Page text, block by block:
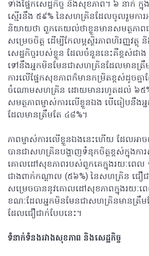
ទាំងផ្នែកសេដ្ឋកិច្ច និងសុខភាព។ ៦ នាក់
ស្មើរនឹង ៥៩% នៃសហគ្រិនដែលចូលរួមការអ
និយាយថា ពួកគេយល់ថាខ្លួនមានសមត្ថភាពជា
សម្រេចចិត្ត ដើម្បីកែលម្អស្ថិរភាពហិរញ្ញវត្
សេដ្ឋកិច្ចរបស់ខ្លួន ដែលចំនួននេះគឺខ្ពស់ជ
ទៅនឹងអ្នកមិនមែនជាសហគ្រិនដែលមានត្រឹ
ការលើផ្នែកសុខភាពក៏មានកម្រិតខ្ពស់ដូចគ្នាដ
ចំណោមសហគ្រិន ដោយមានរហូតដល់ ៦៥
សមត្ថភាពម្ចាស់ការលើខ្លួនឯង បើធៀបនឹង
ដែលមានត្រឹមតែ ៤៨%។
ភាពម្ចាស់ការលើខ្លួនឯងនេះហើយ ដែលអា
បានជាសហគ្រិនបង្ហាញទំនុកចិត្តខ្ពស់ក្នុងកា
គោលដៅសុខភាពរបស់ពួកគេក្នុងរយៈពេល
ជាងពាក់កណ្តាល (៥៦%) នៃសហគ្រិន ជឿជ
សម្រេចបាននូវគោលដៅសុខភាពក្នុងរយៈ
ខណៈដែលអ្នកមិនមែនជាសហគ្រិនមានត្រឹ
ដែលជឿជាក់បែបនេះ។
ទំនាក់ទំនងរវាងសុខភាព និងសេដ្ឋកិច្ច